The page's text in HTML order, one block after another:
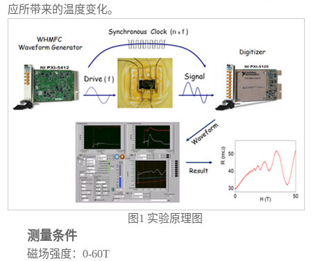
应所带来的温度变化。
图 1 实验原理图
测量条件
磁场强度：0-60T